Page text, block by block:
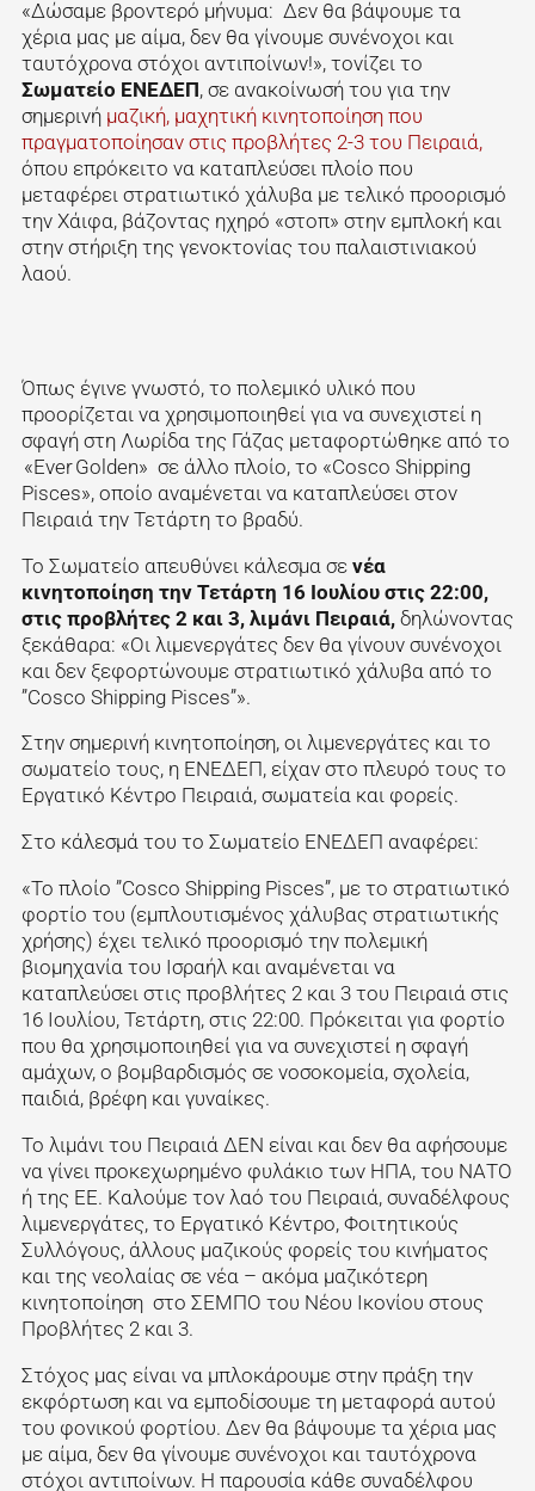
«Δώσαμε βροντερό μήνυμα: Δεν θα βάψουμε τα
χέρια μας με αίμα, δεν θα γίνουμε συνένοχοι και
ταυτόχρονα στόχοι αντιποίνων!», τονίζει το
Σωματείο ΕΝΕΔΕΠ, σε ανακοίνωσή του για την
σημερινή μαζική, μαχητική κινητοποίηση που
πραγματοποίησαν στις προβλήτες 2-3 του Πειραιά,
όπου επρόκειτο να καταπλεύσει πλοίο που
μεταφέρει στρατιωτικό χάλυβα με τελικό προορισμό
την Χάιφα, βάζοντας ηχηρό «στοπ» στην εμπλοκή και
στην στήριξη της γενοκτονίας του παλαιστινιακού
λαού.
Όπως έγινε γνωστό, το πολεμικό υλικό που
προορίζεται να χρησιμοποιηθεί για να συνεχιστεί η
σφαγή στη Λωρίδα της Γάζας μεταφορτώθηκε από το
«Ever Golden» σε άλλο πλοίο, το «Cosco Shipping
Pisces», οποίο αναμένεται να καταπλεύσει στον
Πειραιά την Τετάρτη το βραδύ.
Το Σωματείο απευθύνει κάλεσμα σε νέα
κινητοποίηση την Τετάρτη 16 Ιουλίου στις 22:00,
στις προβλήτες 2 και 3, λιμάνι Πειραιά, δηλώνοντας
ξεκάθαρα: «Οι λιμενεργάτες δεν θα γίνουν συνένοχοι
και δεν ξεφορτώνουμε στρατιωτικό χάλυβα από το
”Cosco Shipping Pisces”».
Στην σημερινή κινητοποίηση, οι λιμενεργάτες και το
σωματείο τους, η ΕΝΕΔΕΠ, είχαν στο πλευρό τους το
Εργατικό Κέντρο Πειραιά, σωματεία και φορείς.
Στο κάλεσμά του το Σωματείο ΕΝΕΔΕΠ αναφέρει:
«Το πλοίο ”Cosco Shipping Pisces”, με το στρατιωτικό
φορτίο του (εμπλουτισμένος χάλυβας στρατιωτικής
χρήσης) έχει τελικό προορισμό την πολεμική
βιομηχανία του Ισραήλ και αναμένεται να
καταπλεύσει στις προβλήτες 2 και 3 του Πειραιά στις
16 Ιουλίου, Τετάρτη, στις 22:00. Πρόκειται για φορτίο
που θα χρησιμοποιηθεί για να συνεχιστεί η σφαγή
αμάχων, ο βομβαρδισμός σε νοσοκομεία, σχολεία,
παιδιά, βρέφη και γυναίκες.
Το λιμάνι του Πειραιά ΔΕΝ είναι και δεν θα αφήσουμε
να γίνει προκεχωρημένο φυλάκιο των ΗΠΑ, του ΝΑΤΟ
ή της ΕΕ. Καλούμε τον λαό του Πειραιά, συναδέλφους
λιμενεργάτες, το Εργατικό Κέντρο, Φοιτητικούς
Συλλόγους, άλλους μαζικούς φορείς του κινήματος
και της νεολαίας σε νέα – ακόμα μαζικότερη
κινητοποίηση στο ΣΕΜΠΟ του Νέου Ικονίου στους
Προβλήτες 2 και 3.
Στόχος μας είναι να μπλοκάρουμε στην πράξη την
εκφόρτωση και να εμποδίσουμε τη μεταφορά αυτού
του φονικού φορτίου. Δεν θα βάψουμε τα χέρια μας
με αίμα, δεν θα γίνουμε συνένοχοι και ταυτόχρονα
στόχοι αντιποίνων. Η παρουσία κάθε συναδέλφου